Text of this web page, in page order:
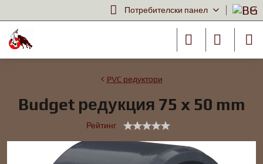
Потребителски панел
PVC редуктори
Budget редукция 75 x 50 mm
Рейтинг